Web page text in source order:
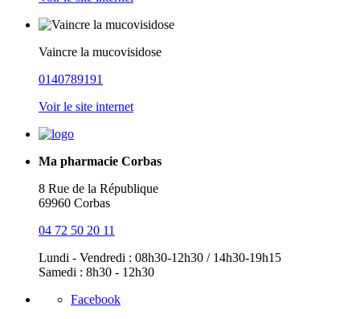
Vaincre la mucovisidose
0140789191
Voir le site internet
Ma pharmacie Corbas
8 Rue de la République
69960 Corbas
04 72 50 20 11
Lundi - Vendredi : 08h30-12h30 / 14h30-19h15
Samedi : 8h30 - 12h30
Facebook